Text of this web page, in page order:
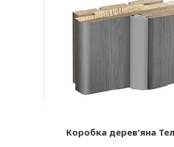
Коробка дерев'яна